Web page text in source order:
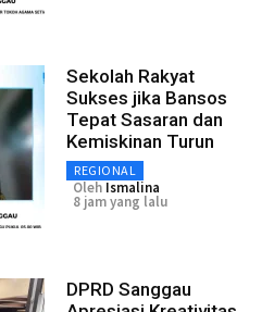
Sekolah Rakyat
Sukses jika Bansos
Tepat Sasaran dan
Kemiskinan Turun
REGIONAL
Oleh Ismalina
8 jam yang lalu
DPRD Sanggau